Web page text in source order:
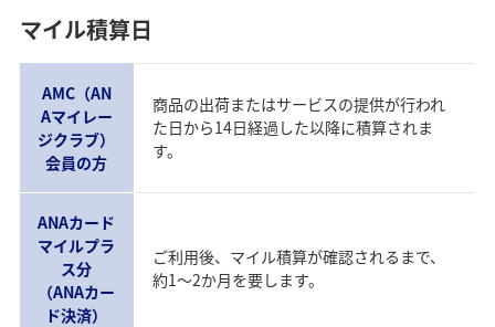
マイル積算日
AMC（AN
Aマイレー
ジクラブ）
会員の方
商品の出荷またはサービスの提供が行われ
た日から14日経過した以降に積算されま
す。
ANAカード
マイルプラ
ス分
（ANAカー
ド決済）
ご利用後、マイル積算が確認されるまで、
約1～2か月を要します。